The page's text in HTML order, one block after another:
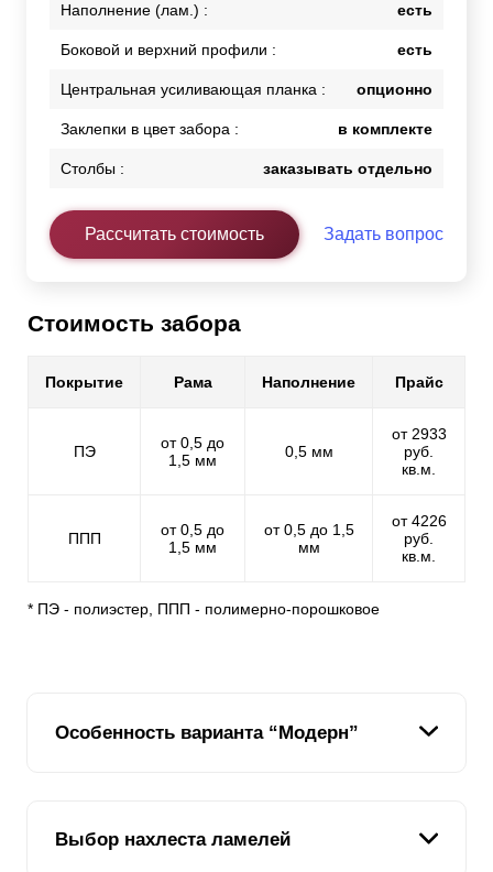
Наполнение (лам.) : есть
Боковой и верхний профили : есть
Центральная усиливающая планка : опционно
Заклепки в цвет забора : в комплекте
Столбы : заказывать отдельно
Рассчитать стоимость Задать вопрос
Стоимость забора
Покрытие Рама Наполнение Прайс
ПЭ
от 0,5 до
1,5 мм
0,5 мм
от 2933
руб.
кв.м.
ППП
от 0,5 до
1,5 мм
от 0,5 до 1,5
мм
от 4226
руб.
кв.м.
* ПЭ - полиэстер, ППП - полимерно-порошковое
Особенность варианта “Модерн”
Этот вариант забора одинаково выглядит с обеих
сторон - как со стороны улицы, так и со стороны
Выбор нахлеста ламелей